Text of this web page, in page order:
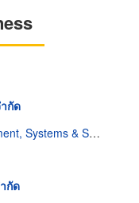
กัด
Systems & Supplies
กัด